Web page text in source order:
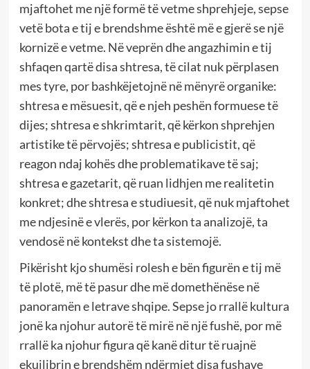
mjaftohet me një formë të vetme shprehjeje, sepse
vetë bota e tij e brendshme është më e gjerë se një
kornizë e vetme. Në veprën dhe angazhimin e tij
shfaqen qartë disa shtresa, të cilat nuk përplasen
mes tyre, por bashkëjetojnë në mënyrë organike:
shtresa e mësuesit, që e njeh peshën formuese të
dijes; shtresa e shkrimtarit, që kërkon shprehjen
artistike të përvojës; shtresa e publicistit, që
reagon ndaj kohës dhe problematikave të saj;
shtresa e gazetarit, që ruan lidhjen me realitetin
konkret; dhe shtresa e studiuesit, që nuk mjaftohet
me ndjesinë e vlerës, por kërkon ta analizojë, ta
vendosë në kontekst dhe ta sistemojë.
Pikërisht kjo shumësi rolesh e bën figurën e tij më
të plotë, më të pasur dhe më domethënëse në
panoramën e letrave shqipe. Sepse jo rrallë kultura
jonë ka njohur autorë të mirë në një fushë, por më
rrallë ka njohur figura që kanë ditur të ruajnë
ekuilibrin e brendshëm ndërmjet disa fushave